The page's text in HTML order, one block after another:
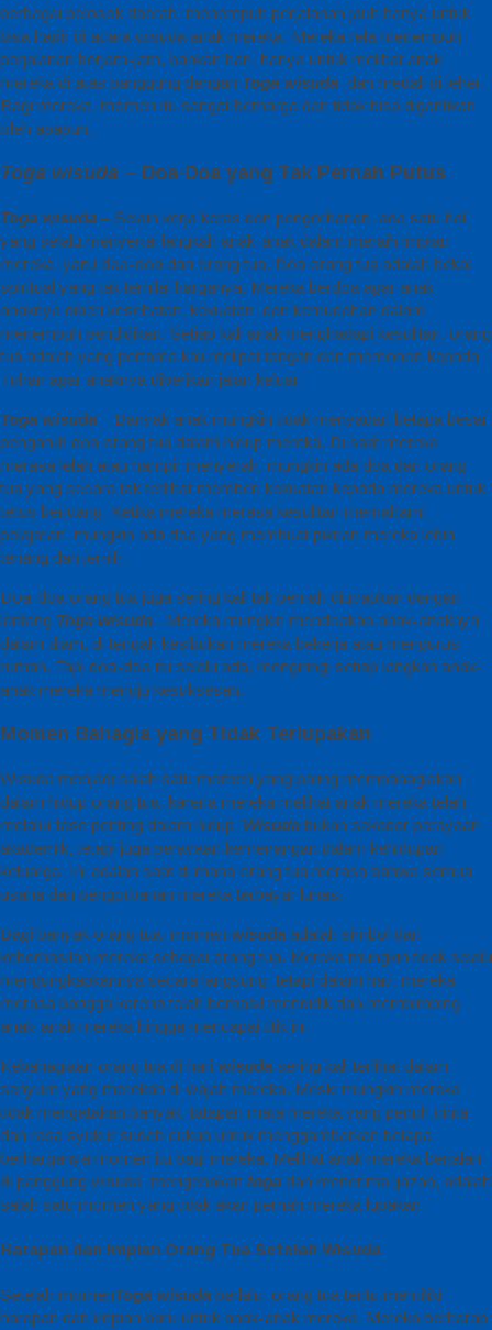
berbagai pelosok daerah, menempuh perjalanan jauh hanya untuk
bisa hadir di acara wisuda anak mereka. Mereka rela menempuh
perjalanan berjam-jam, bahkan hari, hanya untuk melihat anak
mereka di atas panggung dengan Toga wisuda dan medali di leher.
Bagi mereka, momen itu sangat berharga dan tidak bisa digantikan
oleh apapun.
Toga wisuda – Doa-Doa yang Tak Pernah Putus
Toga wisuda – Selain kerja keras dan pengorbanan, ada satu hal
yang selalu menyertai langkah anak-anak dalam meraih impian
mereka, yaitu doa-doa dari orang tua. Doa orang tua adalah bekal
spiritual yang tak ternilai harganya. Mereka berdoa agar anak-
anaknya diberi kesehatan, kekuatan, dan kemudahan dalam
menempuh pendidikan. Setiap kali anak menghadapi kesulitan, orang
tua adalah yang pertama kali melipat tangan dan memohon kepada
Tuhan agar anaknya diberikan jalan keluar.
Toga wisuda – Banyak anak mungkin tidak menyadari betapa besar
pengaruh doa orang tua dalam hidup mereka. Di saat mereka
merasa lelah atau hampir menyerah, mungkin ada doa dari orang
tua yang secara tak terlihat memberi kekuatan kepada mereka untuk
terus berjuang. Ketika mereka merasa kesulitan memahami
pelajaran, mungkin ada doa yang membuat pikiran mereka lebih
tenang dan jernih.
Doa-doa orang tua juga sering kali tak pernah diucapkan dengan
lantang Toga wisuda . Mereka mungkin mendoakan anak-anaknya
dalam diam, di tengah kesibukan mereka bekerja atau mengurus
rumah. Tapi doa-doa itu selalu ada, mengiringi setiap langkah anak-
anak mereka menuju kesuksesan.
Momen Bahagia yang Tidak Terlupakan
Wisuda menjadi salah satu momen yang paling membahagiakan
dalam hidup orang tua, karena mereka melihat anak mereka telah
melalui fase penting dalam hidup. Wisuda bukan sekadar perayaan
akademik, tetapi juga perayaan kemenangan dalam kehidupan
keluarga. Ini adalah saat di mana orang tua merasa bahwa semua
usaha dan pengorbanan mereka terbayar lunas.
Bagi banyak orang tua, momen wisuda adalah simbol dari
keberhasilan mereka sebagai orang tua. Mereka mungkin tidak selalu
mengungkapkannya secara langsung, tetapi dalam hati, mereka
merasa bangga karena telah berhasil mendidik dan membimbing
anak-anak mereka hingga mencapai titik ini.
Kebahagiaan orang tua di hari wisuda sering kali terlihat dalam
senyum yang merekah di wajah mereka. Meski mungkin mereka
tidak mengatakan banyak, tatapan mata mereka yang penuh cinta
dan rasa syukur sudah cukup untuk menggambarkan betapa
berharganya momen itu bagi mereka. Melihat anak mereka berjalan
di panggung wisuda, mengenakan toga dan menerima ijazah, adalah
salah satu momen yang tidak akan pernah mereka lupakan.
Harapan dan Impian Orang Tua Setelah Wisuda
Setelah momenToga wisuda berlalu, orang tua tentu memiliki
harapan dan impian baru untuk anak-anak mereka. Mereka berharap